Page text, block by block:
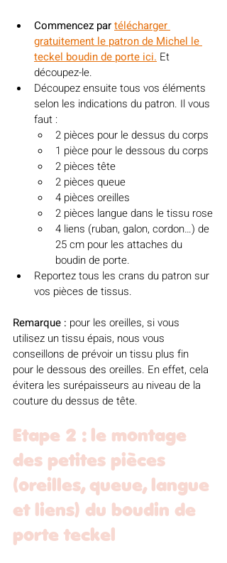
Commencez par télécharger
gratuitement le patron de Michel le
teckel boudin de porte ici. Et
découpez-le.
Découpez ensuite tous vos éléments
selon les indications du patron. Il vous
faut :
2 pièces pour le dessus du corps
1 pièce pour le dessous du corps
2 pièces tête
2 pièces queue
4 pièces oreilles
2 pièces langue dans le tissu rose
4 liens (ruban, galon, cordon…) de
25 cm pour les attaches du
boudin de porte.
Reportez tous les crans du patron sur
vos pièces de tissus.
Remarque : pour les oreilles, si vous
utilisez un tissu épais, nous vous
conseillons de prévoir un tissu plus fin
pour le dessous des oreilles. En effet, cela
évitera les surépaisseurs au niveau de la
couture du dessus de tête.
Etape 2 : le montage
des petites pièces
(oreilles, queue, langue
et liens) du boudin de
porte teckel